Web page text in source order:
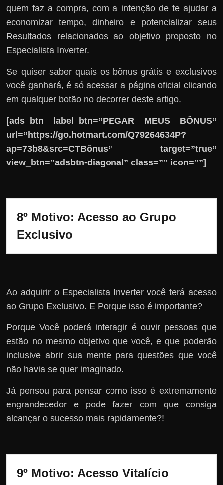
quem faz a compra, com a intenção de te ajudar a
economizar tempo, dinheiro e potencializar seus
Resultados relacionados ao objetivo proposto no
Especialista Inverter.
Se quiser saber quais os bônus grátis e exclusivos
você ganhará, é só acessar a página oficial clicando
em qualquer botão no decorrer deste artigo.
[ads_btn label_btn=”PEGAR MEUS BÔNUS”
url=”https://go.hotmart.com/Q79264634P?
ap=73b8&src=CTBônus” target=”true”
view_btn=”adsbtn-diagonal” class=”” icon=””]
8º Motivo: Acesso ao Grupo
Exclusivo
Ao adquirir o Especialista Inverter você terá acesso
ao Grupo Exclusivo. E Porque isso é importante?
Porque Você poderá interagir é ouvir pessoas que
estão no mesmo objetivo que você, e que poderão
inclusive abrir sua mente para questões que você
não havia se quer imaginado.
Já pensou para pensar como isso é extremamente
engrandecedor e pode fazer com que consiga
alcançar o sucesso mais rapidamente?!
9º Motivo: Acesso Vitalício